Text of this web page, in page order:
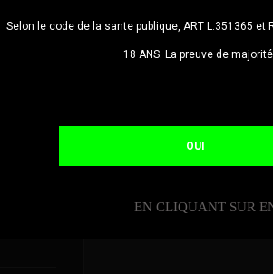
Selon le code de la sante publique, ART L.351365
18 ANS. La preuve de
OUI
EN CLIQUANT SUR